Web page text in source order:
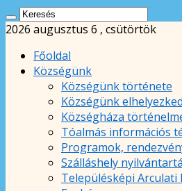
2026 augusztus 6 , csütörtök
Főoldal
Községünk
Községünk története
Községünk
Községháza
Tóalmás információs
Programok,
Szálláshely
Településképi Arculati